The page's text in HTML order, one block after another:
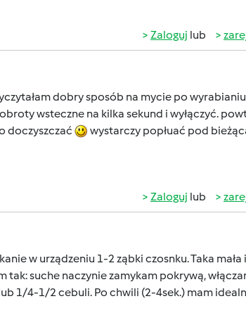
Zaloguj lub
dobry sposób na mycie po
obroty wsteczne na kilka sekund i wyłączyć.
doczyszczać
wystarczy popłuać pod
Zaloguj lub
w urządzeniu 1-2 ząbki czosnku. Taka
tak: suche naczynie zamykam pokrywą,
1/4-1/2 cebuli. Po chwili (2-4sek.) mam